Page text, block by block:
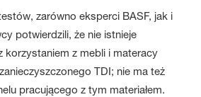
zarówno eksperci BASF, jak i
potwierdzili, że nie istnieje
korzystaniem z mebli i materacy
TDI; nie ma też
pracującego z tym materiałem.